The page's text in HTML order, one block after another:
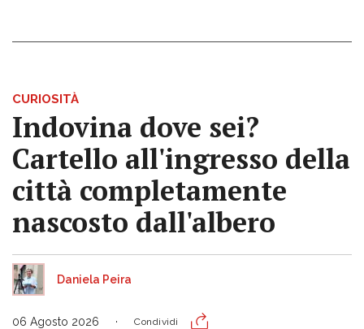
CURIOSITÀ
Indovina dove sei?
Cartello all'ingresso della
città completamente
nascosto dall'albero
Daniela Peira
06 Agosto 2026 Condividi